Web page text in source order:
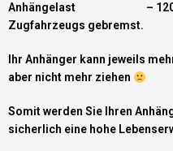
Anhängelast – 1200 kg
Zugfahrzeugs gebremst.
Ihr Anhänger kann jeweils
aber nicht mehr ziehen
Somit werden Sie Ihren
sicherlich eine hohe